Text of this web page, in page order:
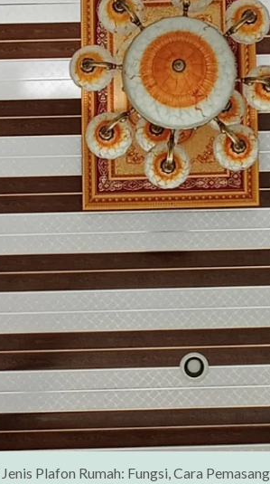
Plafon Rumah: Fungsi, Cara